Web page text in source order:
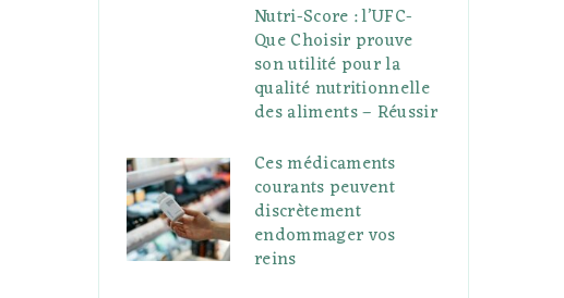
Nutri-Score : l’UFC-
Que Choisir prouve
son utilité pour la
qualité nutritionnelle
des aliments – Réussir
Ces médicaments
courants peuvent
discrètement
endommager vos
reins